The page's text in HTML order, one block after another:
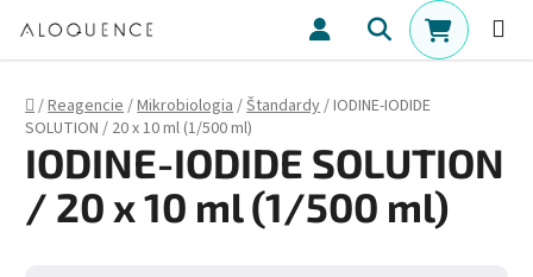
Hľadať
Domov
/Reagencie/Mikrobiologia/Štandardy/IODINE-IODIDE
SOLUTION / 20 x 10 ml (1/500 ml)
IODINE-IODIDE SOLUTION
/ 20 x 10 ml (1/500 ml)